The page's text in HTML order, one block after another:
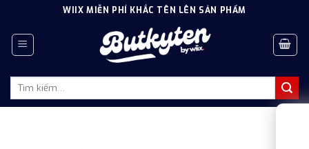
content
WIIX MIỄN PHÍ KHẮC TÊN LÊN SẢN PHẨM
Tìm